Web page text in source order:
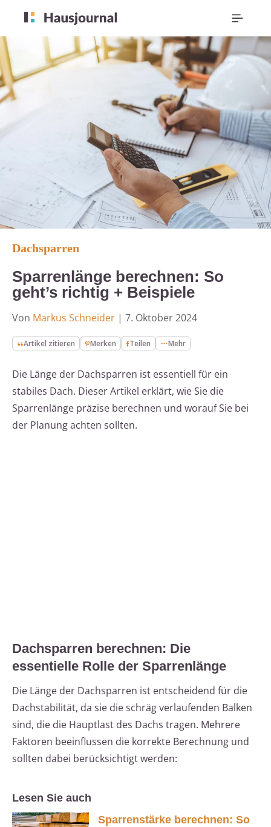
Dachsparren
Sparrenlänge berechnen: So
geht’s richtig + Beispiele
Von Markus Schneider | 7. Oktober 2024
Artikel zitieren Merken Teilen Mehr
Die Länge der Dachsparren ist essentiell für ein
stabiles Dach. Dieser Artikel erklärt, wie Sie die
Sparrenlänge präzise berechnen und worauf Sie bei
der Planung achten sollten.
Dachsparren berechnen: Die
essentielle Rolle der Sparrenlänge
Die Länge der Dachsparren ist entscheidend für die
Dachstabilität, da sie die schräg verlaufenden Balken
sind, die die Hauptlast des Dachs tragen. Mehrere
Faktoren beeinflussen die korrekte Berechnung und
sollten dabei berücksichtigt werden:
Lesen Sie auch
Sparrenstärke berechnen: So